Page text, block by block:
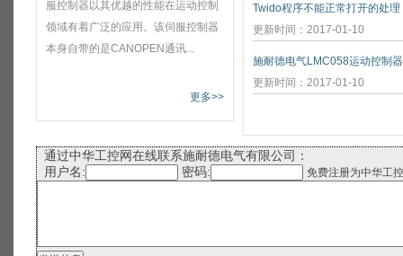
服控制器以其优越的性能在运动控制
领域有着广泛的应用。该伺服控制器
本身自带的是CANOPEN通讯...
更多>>
Twido程序不能正常打开的处理
更新时间：2017-01-10
施耐德电气LMC058运动控制
更新时间：2017-01-10
通过中华工控网在线联系施耐德电气有限公司：
用户名:
密码: 免费注册为中华工